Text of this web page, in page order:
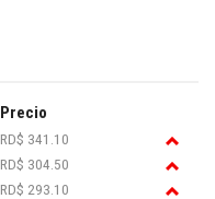
Precio
RD$ 341.10
RD$ 304.50
RD$ 293.10